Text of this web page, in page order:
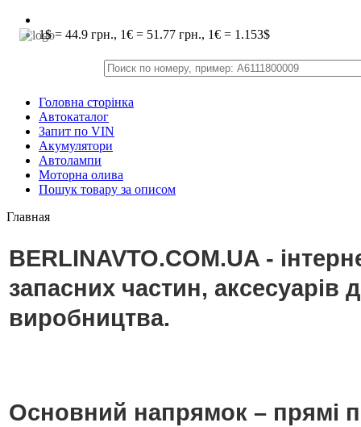
1$ = 44.9 грн., 1€ = 51.77 грн., 1€ = 1.153$
Головна сторінка
Автокаталог
Запит по VIN
Акумулятори
Автолампи
Моторна олива
Пошук товару за описом
Главная
BERLINAVTO.COM.UA -
запасних частин, аксесуарів
виробництва.
Основний напрямок – прямі